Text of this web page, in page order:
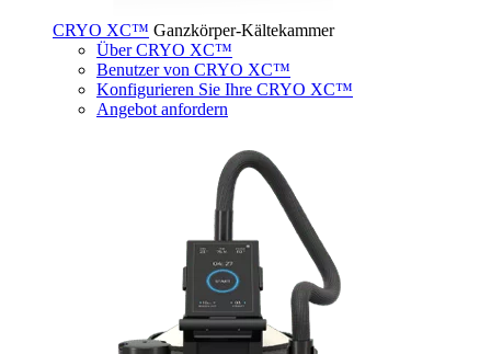
CRYO XC™ Ganzkörper-Kältekammer
Über CRYO XC™
Benutzer von CRYO XC™
Konfigurieren Sie Ihre CRYO XC™
Angebot anfordern